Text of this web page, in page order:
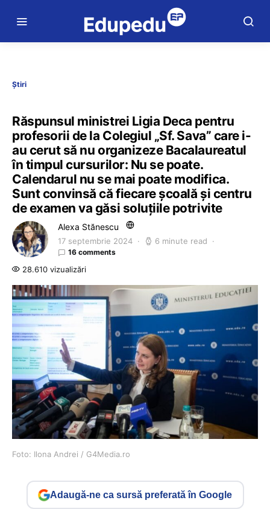
Știri
Răspunsul ministrei Ligia Deca pentru
profesorii de la Colegiul „Sf. Sava” care i-
au cerut să nu organizeze Bacalaureatul
în timpul cursurilor: Nu se poate.
Calendarul nu se mai poate modifica.
Sunt convinsă că fiecare școală și centru
de examen va găsi soluțiile potrivite
Alexa Stănescu
17 septembrie 2024 6 minute read
16 comments
28.610 vizualizări
Foto: Ilona Andrei / G4Media.ro
Adaugă-ne ca sursă preferată în Google